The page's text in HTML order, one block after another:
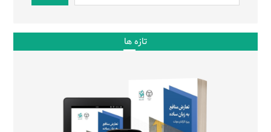
تازه ها